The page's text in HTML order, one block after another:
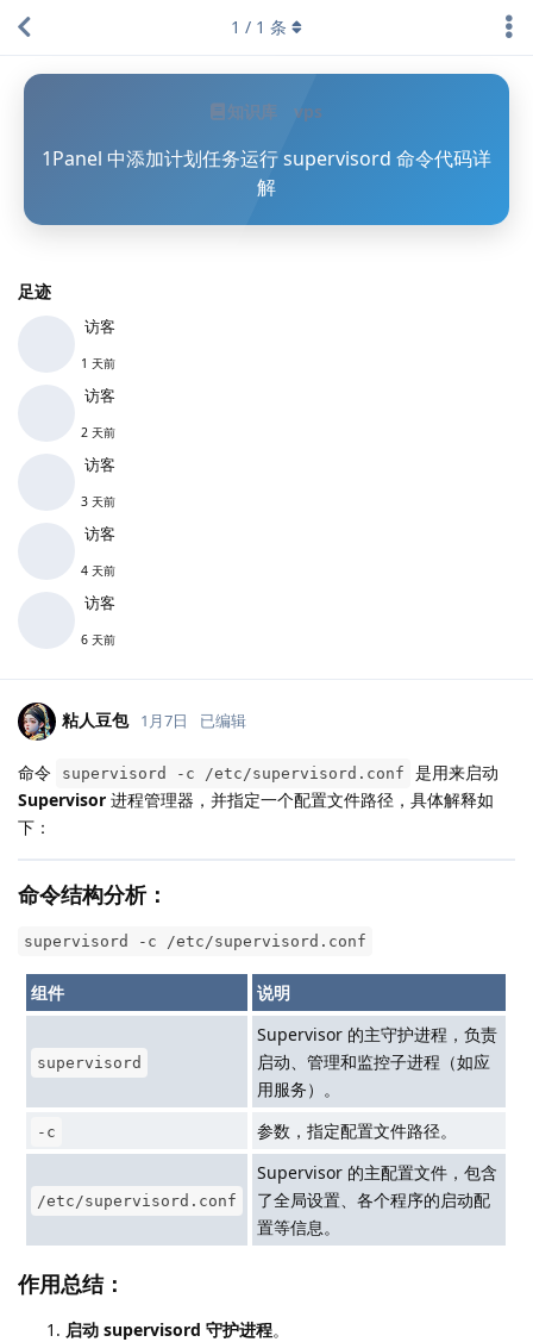
知识库 vps
1Panel 中添加计划任务运行 supervisord 命令代码详
解
足迹
访客
1 天前
访客
2 天前
访客
3 天前
访客
4 天前
访客
6 天前
1 / 1 条
粘人豆包 1月7日 已编辑
命令 supervisord -c /etc/supervisord.conf
是用来启动
Supervisor 进程管理器，并指定一个配置文件路径，具体解释如
下：
命令结构分析：
supervisord -c /etc/supervisord.conf
组件 说明
supervisord
Supervisor 的主守护进程，负责
启动、管理和监控子进程（如应
用服务）。
-c 参数，指定配置文件路径。
/etc/supervisord.conf
Supervisor 的主配置文件，包含
了全局设置、各个程序的启动配
置等信息。
作用总结：
启动 supervisord 守护进程。